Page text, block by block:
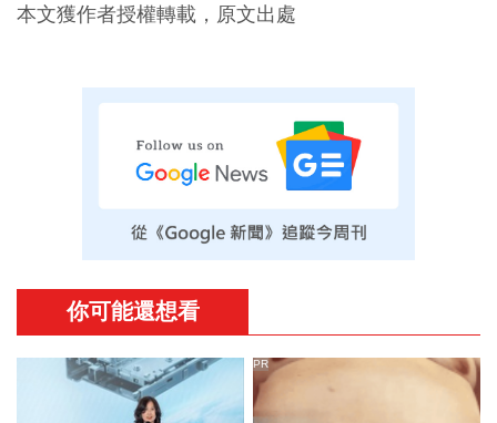
本文獲作者授權轉載，原文出處